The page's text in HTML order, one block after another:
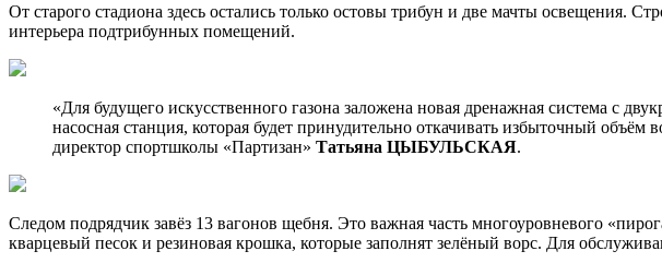
От старого стадиона здесь остались только остовы трибун и две мачты освещения.
интерьера подтрибунных помещений.
«Для будущего искусственного газона заложена новая дренажная система с
насосная станция, которая будет принудительно откачивать избыточный
директор спортшколы «Партизан» Татьяна ЦЫБУЛЬСКАЯ.
Следом подрядчик завёз 13 вагонов щебня. Это важная часть многоуровневого
кварцевый песок и резиновая крошка, которые заполнят зелёный ворс. Для